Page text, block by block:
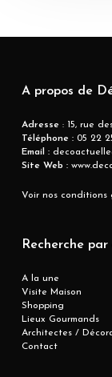
A propos de
Adresse : 15, rue
Téléphone :05 22
Email :
Site Web :
Voir nos conditions
Recherche
A la une
Visite Maison
Shopping
Lieux Gourmands
Architectes /
Contact